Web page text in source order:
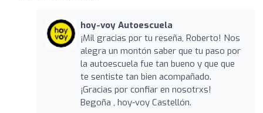
hoy-voy Autoescuela
¡Mil gracias por tu reseña, Roberto! Nos
alegra un montón saber que tu paso por
la autoescuela fue tan bueno y que que
te sentiste tan bien acompañado.
¡Gracias por confiar en nosotrxs!
Begoña , hoy-voy Castellón.